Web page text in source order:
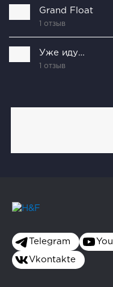
Grand Float
1 отзыв
Уже иду…
1 отзыв
Telegram
Vkontakte